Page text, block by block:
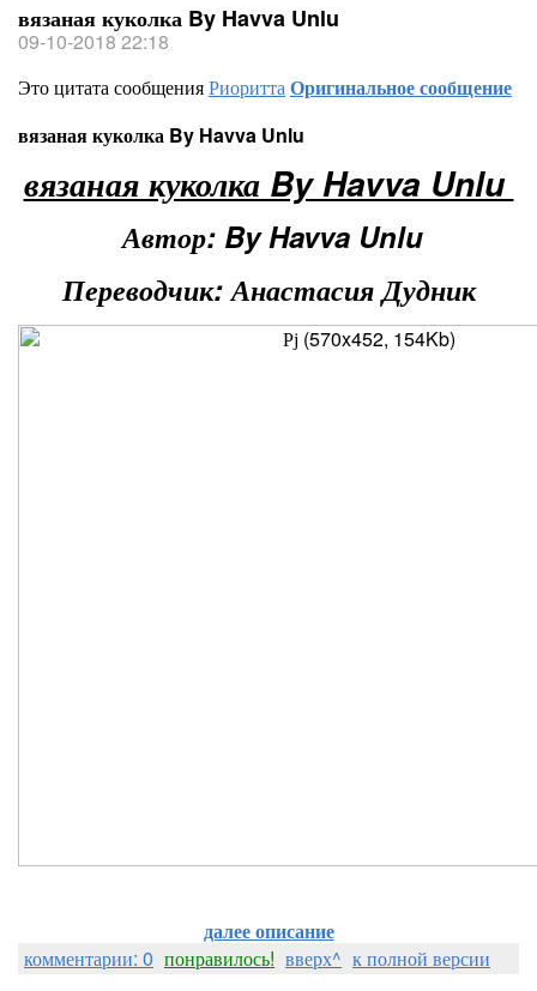
вязаная куколка By Havva Unlu
09-10-2018 22:18
Это цитата сообщенияРиориттаОригинальное сообщение
вязаная куколка By Havva Unlu
вязаная куколка By Havva Unlu
Автор: By Havva Unlu
Переводчик: Анастасия Дудник
далее описание
комментарии: 0 понравилось! вверх^ к полной версии